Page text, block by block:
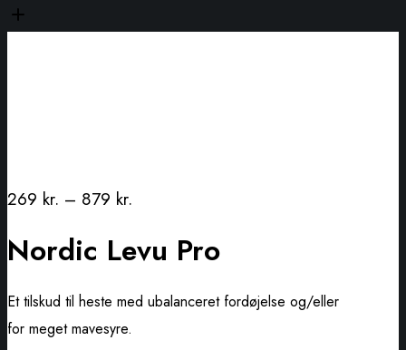
269 kr. – 879 kr.
Nordic Levu Pro
Et tilskud til heste med ubalanceret fordøjelse og/eller
for meget mavesyre.